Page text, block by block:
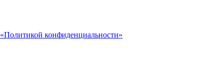
«Политикой конфиденциальности»